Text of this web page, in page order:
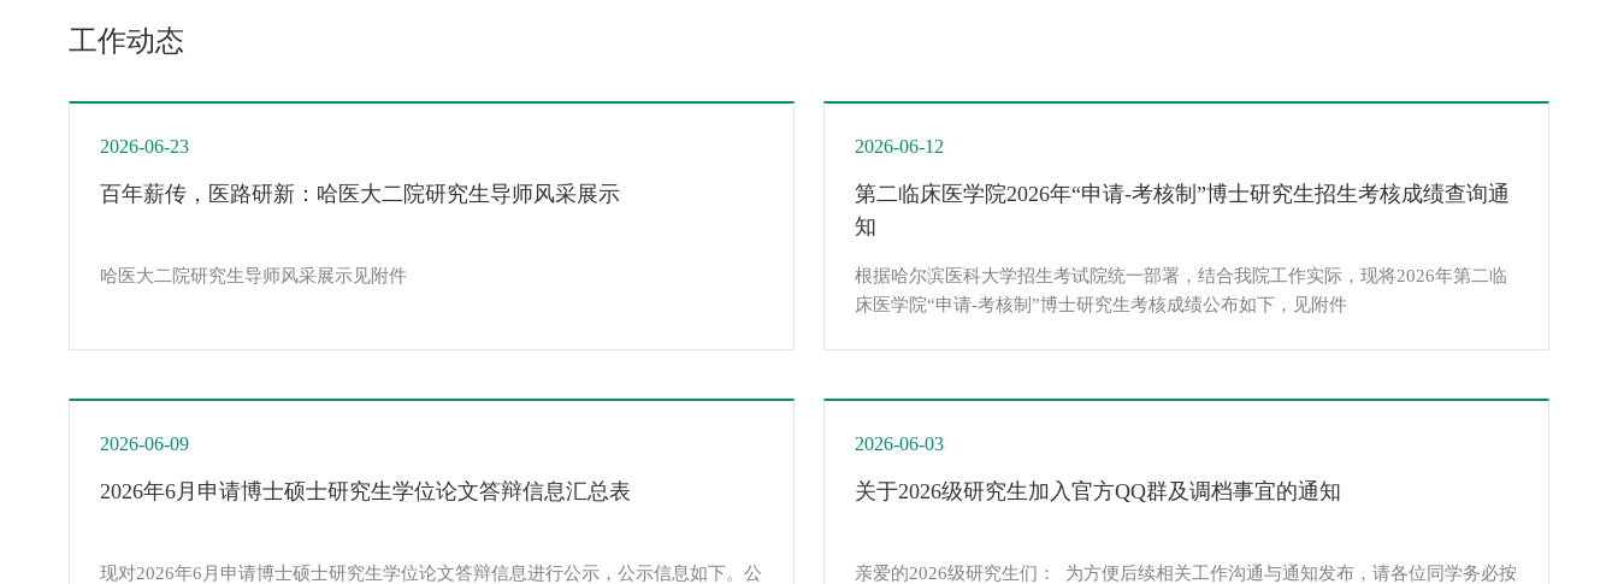
工作动态
2026-06-23
百年薪传，医路研新：哈医大二院研究生导师风采展示
哈医大二院研究生导师风采展示见附件
2026-06-12
第二临床医学院2026年“申请-考核制”博士研究生招生考核成绩查询通
知
根据哈尔滨医科大学招生考试院统一部署，结合我院工作实际，现将2026年第二临
床医学院“申请-考核制”博士研究生考核成绩公布如下，见附件
2026-06-09
2026年6月申请博士硕士研究生学位论文答辩信息汇总表
现对2026年6月申请博士硕士研究生学位论文答辩信息进行公示，公示信息如下。公
2026-06-03
关于2026级研究生加入官方QQ群及调档事宜的通知
亲爱的2026级研究生们： 为方便后续相关工作沟通与通知发布，请各位同学务必按